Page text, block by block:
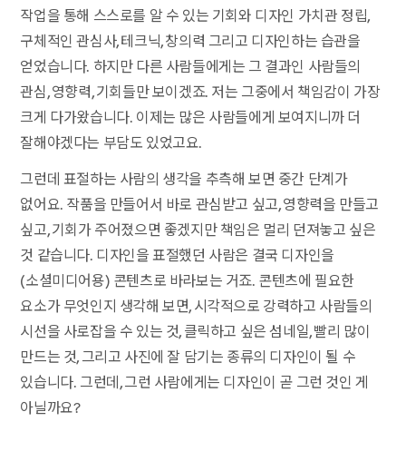
작업을 통해 스스로를 알 수 있는 기회와 디자인 가치관 정립,
구체적인 관심사, 테크닉, 창의력 그리고 디자인하는 습관을
얻었습니다. 하지만 다른 사람들에게는 그 결과인 사람들의
관심, 영향력, 기회들만 보이겠죠. 저는 그중에서 책임감이 가장
크게 다가왔습니다. 이제는 많은 사람들에게 보여지니까 더
잘해야겠다는 부담도 있었고요.
그런데 표절하는 사람의 생각을 추측해 보면 중간 단계가
없어요. 작품을 만들어서 바로 관심받고 싶고, 영향력을 만들고
싶고, 기회가 주어졌으면 좋겠지만 책임은 멀리 던져놓고 싶은
것 같습니다. 디자인을 표절했던 사람은 결국 디자인을
(소셜미디어용) 콘텐츠로 바라보는 거죠. 콘텐츠에 필요한
요소가 무엇인지 생각해 보면, 시각적으로 강력하고 사람들의
시선을 사로잡을 수 있는 것, 클릭하고 싶은 섬네일, 빨리 많이
만드는 것, 그리고 사진에 잘 담기는 종류의 디자인이 될 수
있습니다. 그런데, 그런 사람에게는 디자인이 곧 그런 것인 게
아닐까요?